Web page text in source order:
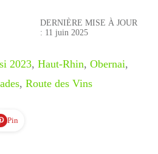
DERNIÈRE MISE À JOUR
: 11 juin 2025
2023, Haut-Rhin, Obernai,
, Route des Vins
Pin